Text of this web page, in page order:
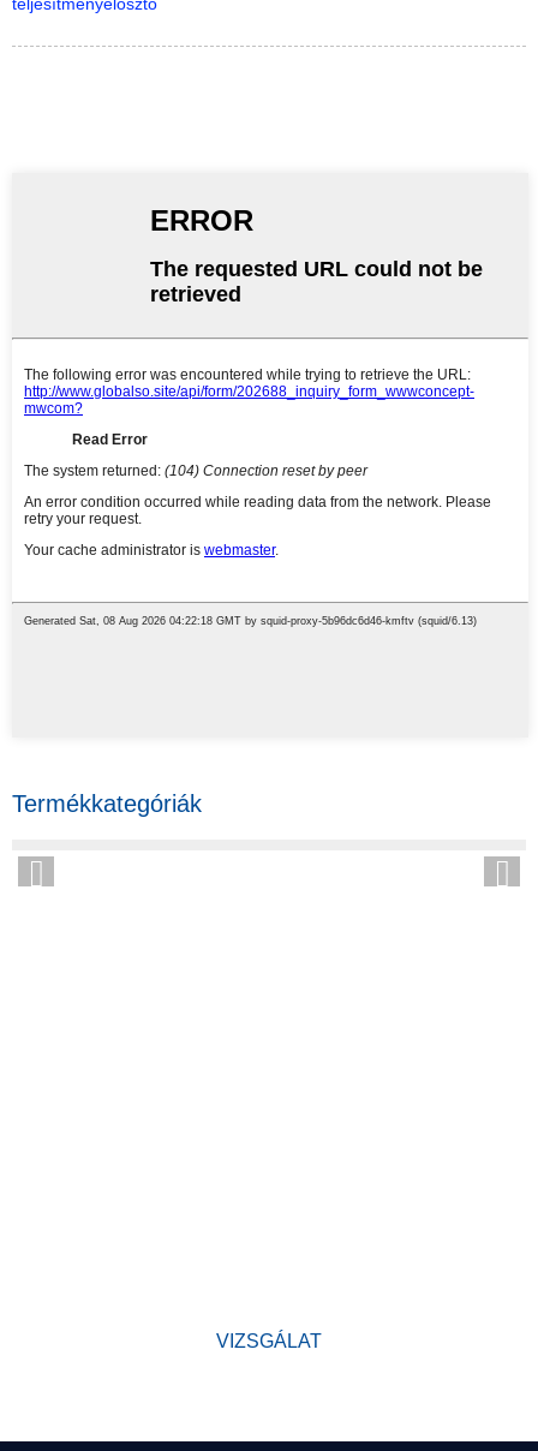
teljesítményelosztó
Termékkategóriák
VIZSGÁLAT